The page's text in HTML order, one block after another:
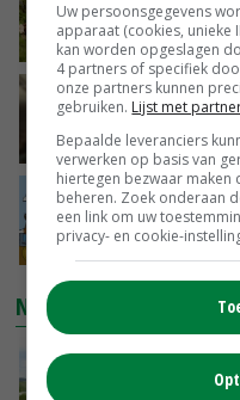
verbreders
VANDAAG, 06:05
zorgen
08-08-2026
groot:
08-08-2026
NIEUWSTE VIDEO'S
POAH!:
Uw persoonsgegevens
apparaat (cookies, unieke
kan worden opgeslagen
4 partners of specifiek
onze partners kunnen
gebruiken. Lijst met
Bepaalde leveranciers
verwerken op basis van
hiertegen bezwaar
beheren. Zoek onderaan
een link om uw
privacy- en cookie-